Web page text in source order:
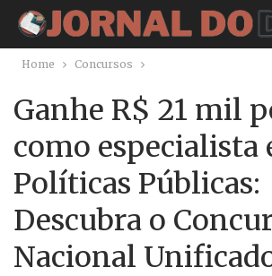
Home Concursos
Ganhe R$ 21 mil
como especialista
Políticas Públicas:
Descubra o
Nacional